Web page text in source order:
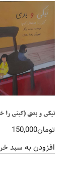
نیکی و بدی (گیتی را
تومان150,000
افزودن به سبد